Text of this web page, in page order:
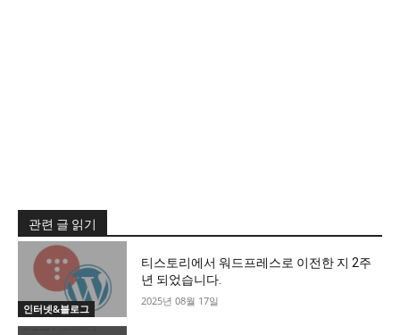
관련 글 읽기
인터넷&블로그
티스토리에서 워드프레스로 이전한 지 2주
년 되었습니다.
2025년 08월 17일